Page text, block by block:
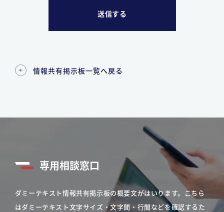
情報共有掲示板一覧へ戻る
専用相談窓口
ダミーテキスト情報共有掲示板の概要文がはいります。こちら
はダミーテキスト文字サイズ・文字間・行間などを確認するた